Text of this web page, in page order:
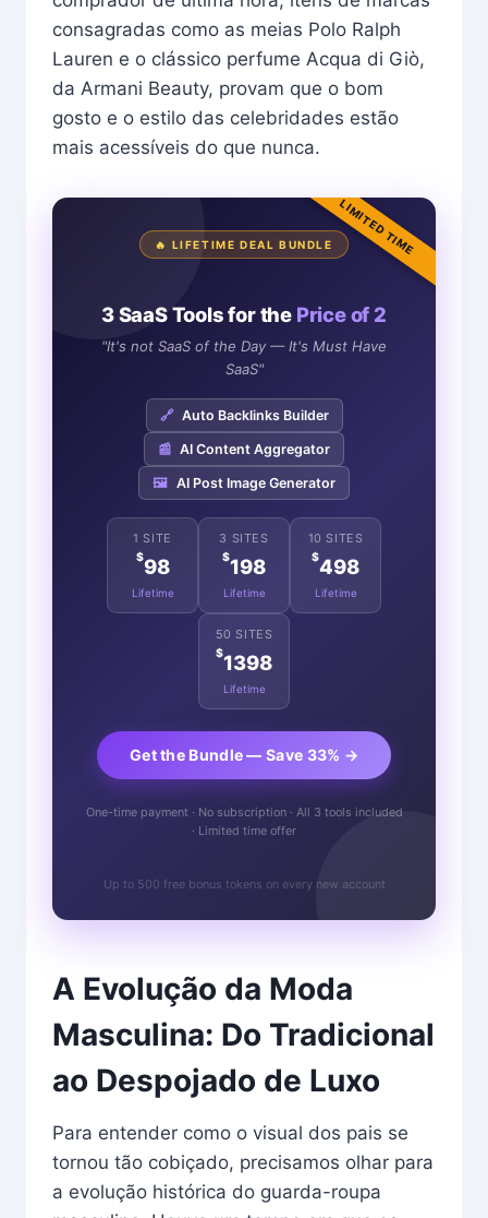
consagradas como as meias Polo Ralph
Lauren e o clássico perfume Acqua di Giò,
da Armani Beauty, provam que o bom
gosto e o estilo das celebridades estão
mais acessíveis do que nunca.
LIMITED TIME
🔥 LIFETIME DEAL BUNDLE
3 SaaS Tools for the Price of 2
"It's not SaaS of the Day — It's Must Have
SaaS"
🔗 Auto Backlinks Builder
📰 AI Content Aggregator
🖼️ AI Post Image Generator
1 SITE
$98
Lifetime
3 SITES
$198
Lifetime
10 SITES
$498
Lifetime
50 SITES
$1398
Lifetime
Get the Bundle — Save 33% →
One-time payment · No subscription · All 3 tools included
· Limited time offer
Up to 500 free bonus tokens on every new account
A Evolução da Moda
Masculina: Do Tradicional
ao Despojado de Luxo
Para entender como o visual dos pais se
tornou tão cobiçado, precisamos olhar para
a evolução histórica do guarda-roupa